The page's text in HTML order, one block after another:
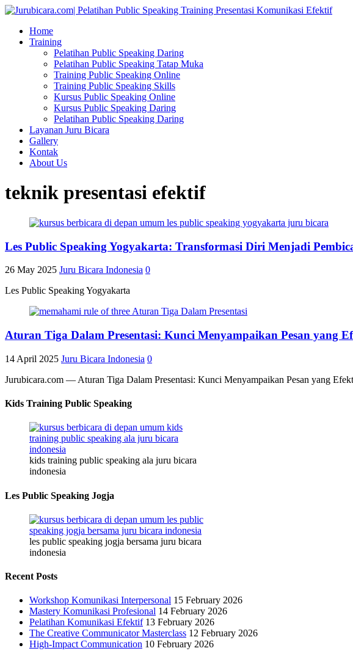
Home
Training
Pelatihan Public Speaking Daring
Pelatihan Public Speaking Tatap Muka
Training Public Speaking Online
Training Public Speaking Skills
Kursus Public Speaking Online
Kursus Public Speaking Daring
Pelatihan Public Speaking Daring
Layanan Juru Bicara
Gallery
Kontak
About Us
teknik presentasi efektif
Les Public Speaking Yogyakarta: Transformasi Diri Menjadi
26 May 2025 Juru Bicara Indonesia 0
Les Public Speaking Yogyakarta
Aturan Tiga Dalam Presentasi: Kunci Menyampaikan Pesan yang
14 April 2025 Juru Bicara Indonesia 0
Jurubicara.com — Aturan Tiga Dalam Presentasi: Kunci Menyampaikan Pesan yang
Kids Training Public Speaking
kids training public speaking ala juru bicara
indonesia
Les Public Speaking Jogja
les public speaking jogja bersama juru bicara
indonesia
Recent Posts
Workshop Komunikasi Interpersonal 15 February 2026
Mastery Komunikasi Profesional 14 February 2026
Pelatihan Komunikasi Efektif 13 February 2026
The Creative Communicator Masterclass 12 February 2026
High-Impact Communication 10 February 2026